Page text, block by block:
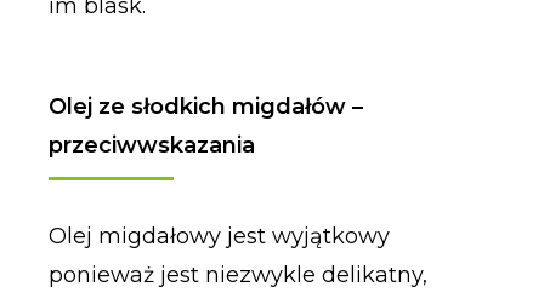
im blask.
Olej ze słodkich migdałów –
przeciwwskazania
Olej migdałowy jest wyjątkowy
ponieważ jest niezwykle delikatny,